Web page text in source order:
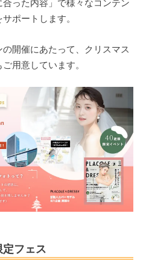
った内容」で様々なコンテン
ポートします。
開催にあたって、クリスマス
用意しています。
フェス